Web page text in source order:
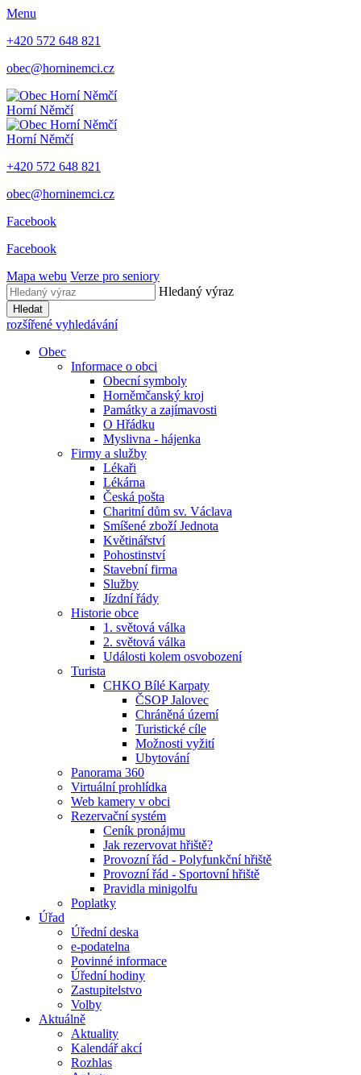
Menu
+420 572 648 821
obec@horninemci.cz
Horní Němčí
Horní Němčí
+420 572 648 821
obec@horninemci.cz
Facebook
Facebook
Mapa webu Verze pro seniory
Hledaný výraz
Hledat
rozšířené vyhledávání
Obec
Informace o obci
Obecní symboly
Horněmčanský kroj
Památky a zajímavosti
O Hřádku
Myslivna - hájenka
Firmy a služby
Lékaři
Lékárna
Česká pošta
Charitní dům sv. Václava
Smíšené zboží Jednota
Květinářství
Pohostinství
Stavební firma
Služby
Jízdní řády
Historie obce
1. světová válka
2. světová válka
Události kolem osvobození
Turista
CHKO Bílé Karpaty
ČSOP Jalovec
Chráněná území
Turistické cíle
Možnosti vyžití
Ubytování
Panorama 360
Virtuální prohlídka
Web kamery v obci
Rezervační systém
Ceník pronájmu
Jak rezervovat hřiště?
Provozní řád - Polyfunkční hřiště
Provozní řád - Sportovní hřiště
Pravidla minigolfu
Poplatky
Úřad
Úřední deska
e-podatelna
Povinné informace
Úřední hodiny
Zastupitelstvo
Volby
Aktuálně
Aktuality
Kalendář akcí
Rozhlas